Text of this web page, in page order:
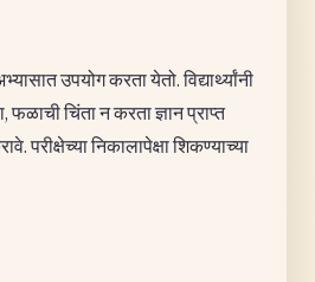
उपयोग करता येतो. विद्यार्थ्यांनी
चिंता न करता ज्ञान प्राप्त
परीक्षेच्या निकालापेक्षा शिकण्याच्या